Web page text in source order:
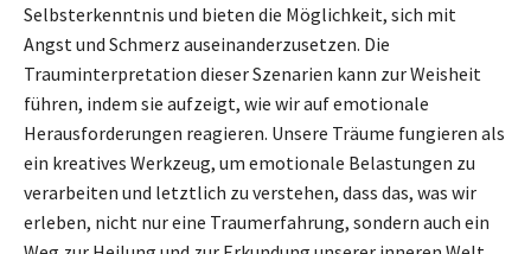
Selbsterkenntnis und bieten die Möglichkeit, sich mit
Angst und Schmerz auseinanderzusetzen. Die
Trauminterpretation dieser Szenarien kann zur Weisheit
führen, indem sie aufzeigt, wie wir auf emotionale
Herausforderungen reagieren. Unsere Träume fungieren als
ein kreatives Werkzeug, um emotionale Belastungen zu
verarbeiten und letztlich zu verstehen, dass das, was wir
erleben, nicht nur eine Traumerfahrung, sondern auch ein